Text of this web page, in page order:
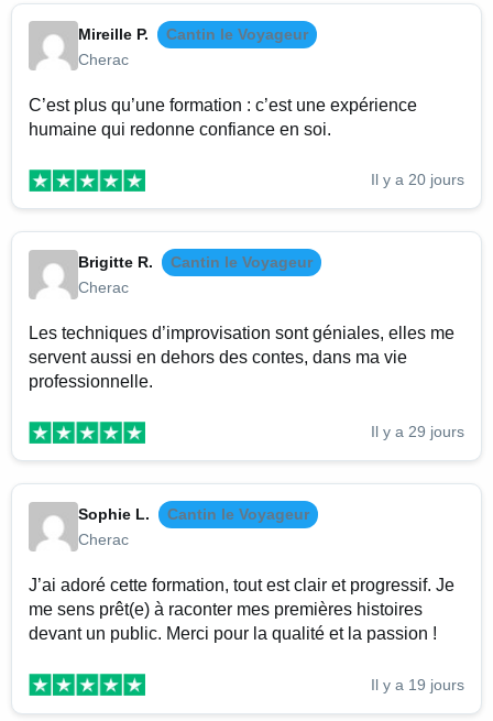
Mireille P.
Cantin le Voyageur
Cherac
C’est plus qu’une formation : c’est une expérience
humaine qui redonne confiance en soi.
Il y a 20 jours
Brigitte R.
Cantin le Voyageur
Cherac
Les techniques d’improvisation sont géniales, elles me
servent aussi en dehors des contes, dans ma vie
professionnelle.
Il y a 29 jours
Sophie L.
Cantin le Voyageur
Cherac
J’ai adoré cette formation, tout est clair et progressif. Je
me sens prêt(e) à raconter mes premières histoires
devant un public. Merci pour la qualité et la passion !
Il y a 19 jours